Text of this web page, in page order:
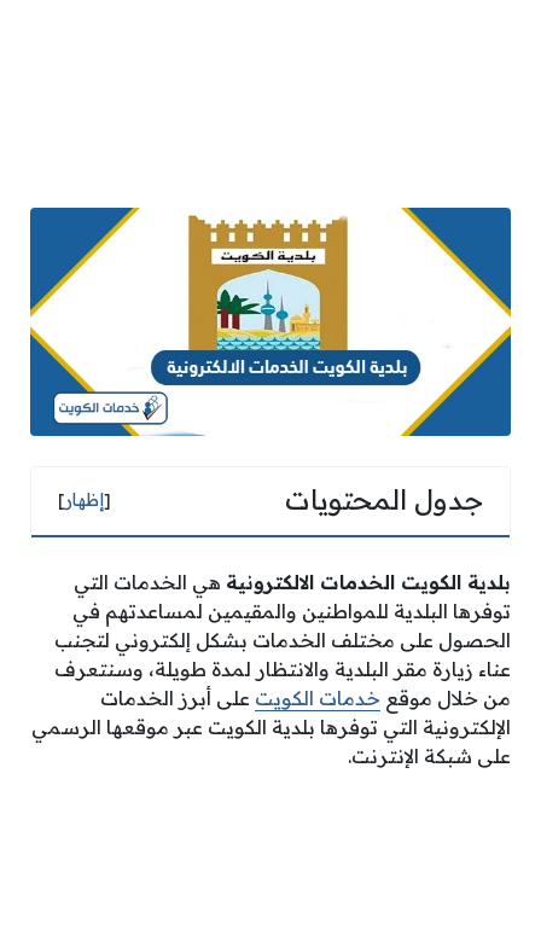
جدول المحتويات [إظهار]
بلدية الكويت الخدمات الالكترونية هي الخدمات التي
توفرها البلدية للمواطنين والمقيمين لمساعدتهم في
الحصول على مختلف الخدمات بشكل إلكتروني لتجنب
عناء زيارة مقر البلدية والانتظار لمدة طويلة، وسنتعرف
من خلال موقع خدمات الكويت على أبرز الخدمات
الإلكترونية التي توفرها بلدية الكويت عبر موقعها الرسمي
على شبكة الإنترنت.